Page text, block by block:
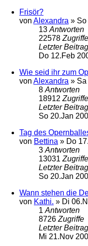
Frisör?
von Alexandra »
13 Antworten
22578 Zugriffe
Letzter Beitrag
Do 12.Feb
Wie seid ihr zum
von Alexandra »
8 Antworten
18912 Zugriffe
Letzter Beitrag
So 20.Jan
Tag des
von Bettina » Do
3 Antworten
13031 Zugriffe
Letzter Beitrag
So 20.Jan
Wann stehen die
von Kathi. » Di
1 Antworten
8726 Zugriffe
Letzter Beitrag
Mi 21.Nov